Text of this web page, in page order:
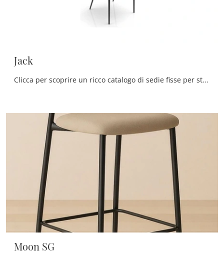
Jack
Clicca per scoprire un ricco catalogo di sedie fisse per stanze moderne: il modello Jack di Zamagna ti attende!
Moon SG